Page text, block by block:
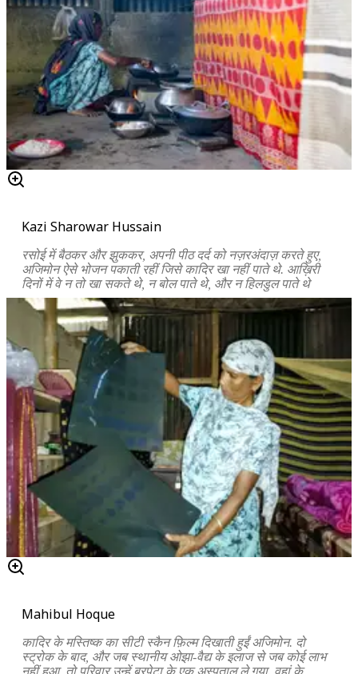
Kazi Sharowar Hussain
रसोई में बैठकर और झुककर, अपनी पीठ दर्द को नज़रअंदाज़ करते हुए,
अजिमोन ऐसे भोजन पकाती रहीं जिसे कादिर खा नहीं पाते थे. आख़िरी
दिनों में वे न तो खा सकते थे, न बोल पाते थे, और न हिलडुल पाते थे
Mahibul Hoque
कादिर के मस्तिष्क का सीटी स्कैन फ़िल्म दिखाती हुईं अजिमोन. दो
स्ट्रोक के बाद, और जब स्थानीय ओझा-वैद्य के इलाज से जब कोई लाभ
नहीं हुआ, तो परिवार उन्हें बरपेटा के एक अस्पताल ले गया. वहां के